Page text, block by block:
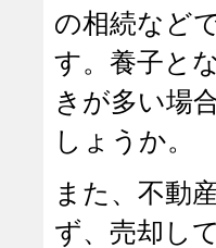
の相続など
す。養子と
きが多い場
しょうか。
また、不動
ず、売却し